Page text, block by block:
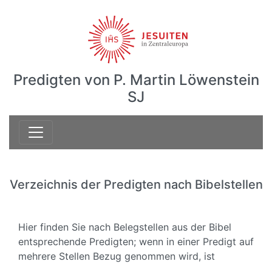
Predigten von P. Martin Löwenstein
SJ
Verzeichnis der Predigten nach Bibelstellen
Hier finden Sie nach Belegstellen aus der Bibel
entsprechende Predigten; wenn in einer Predigt auf
mehrere Stellen Bezug genommen wird, ist